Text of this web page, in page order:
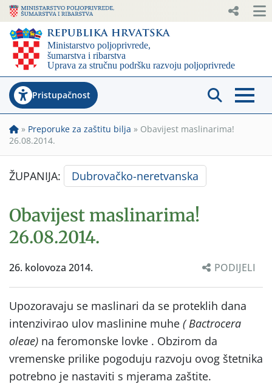
Pristupačnost
» Preporuke za zaštitu bilja » Obavijest maslinarima!
26.08.2014.
ŽUPANIJA: Dubrovačko-neretvanska
Obavijest maslinarima!
26.08.2014.
26. kolovoza 2014. PODIJELI
Upozoravaju se maslinari da se proteklih dana
intenzivirao ulov maslinine muhe ( Bactrocera
oleae) na feromonske lovke . Obzirom da
vremenske prilike pogoduju razvoju ovog štetnika
potrebno je nastaviti s mjerama zaštite.